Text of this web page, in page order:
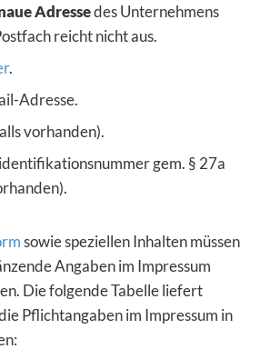
Adressedes Unternehmens
reicht nicht aus.
.
Adresse.
vorhanden).
gem. § 27a
sowie speziellen Inhalten müssen
Angaben im Impressum
Die folgende Tabelle liefert
Pflichtangaben im Impressum in